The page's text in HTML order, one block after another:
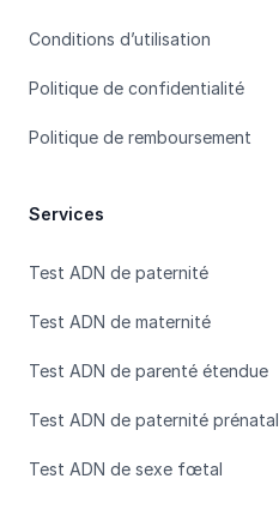
Conditions d’utilisation
Politique de confidentialité
Politique de remboursement
Services
Test ADN de paternité
Test ADN de maternité
Test ADN de parenté étendue
Test ADN de paternité prénatal
Test ADN de sexe fœtal